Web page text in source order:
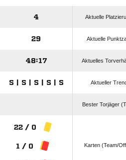
4 Aktuelle
29 Aktuelle
48:17 Aktuelles
S | S | S | S | S Aktueller
Bester Torjäger
22 / 0
1 / 0 Karten (Team/